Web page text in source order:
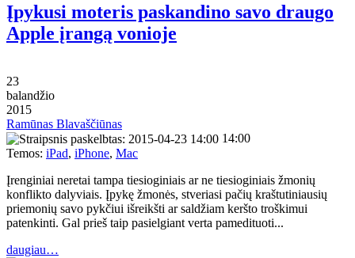
Įpykusi moteris paskandino savo draugo
Apple įrangą vonioje
23
balandžio
2015
Ramūnas Blavaščiūnas
14:00
Temos: iPad, iPhone, Mac
Įrenginiai neretai tampa tiesioginiais ar ne tiesioginiais žmonių
konflikto dalyviais. Įpykę žmonės, stveriasi pačių kraštutiniausių
priemonių savo pykčiui išreikšti ar saldžiam keršto troškimui
patenkinti. Gal prieš taip pasielgiant verta pamedituoti...
daugiau…